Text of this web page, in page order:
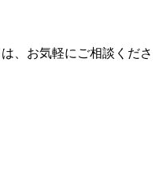
、お気軽にご相談くださ